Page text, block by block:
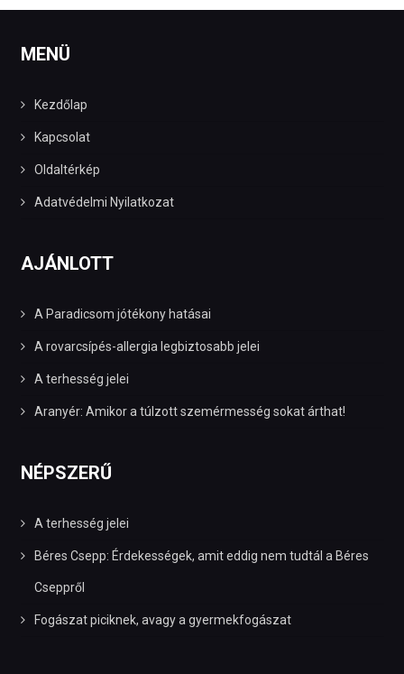
MENÜ
Kezdőlap
Kapcsolat
Oldaltérkép
Adatvédelmi Nyilatkozat
AJÁNLOTT
A Paradicsom jótékony hatásai
A rovarcsípés-allergia legbiztosabb jelei
A terhesség jelei
Aranyér: Amikor a túlzott szemérmesség sokat árthat!
NÉPSZERŰ
A terhesség jelei
Béres Csepp: Érdekességek, amit eddig nem tudtál a Béres
Cseppről
Fogászat piciknek, avagy a gyermekfogászat